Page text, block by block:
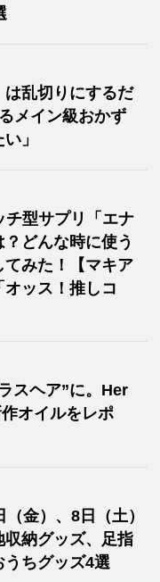
乱切りにするだ
メイン級おかず
」
チ型サプリ「エナ
どんな時に使う
みた！【マキア
ッス！推しコ
スヘア”に。Her
オイルをレポ
（金）、8日（土）
納グッズ、足指
うちグッズ4選